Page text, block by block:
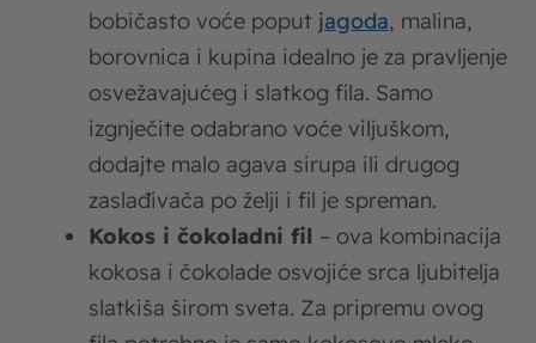
bobičasto voće poput jagoda, malina,
borovnica i kupina idealno je za pravljenje
osvežavajućeg i slatkog fila. Samo
izgnječite odabrano voće viljuškom,
dodajte malo agava sirupa ili drugog
zaslađivača po želji i fil je spreman.
Kokos i čokoladni fil – ova kombinacija
kokosa i čokolade osvojiće srca ljubitelja
slatkiša širom sveta. Za pripremu ovog